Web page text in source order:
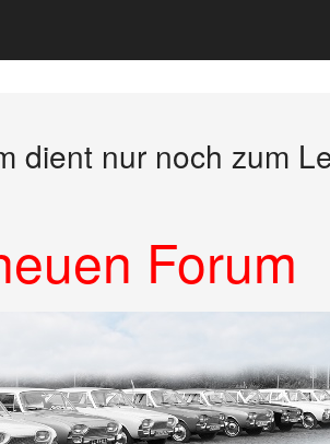
dient nur noch zum
Forum